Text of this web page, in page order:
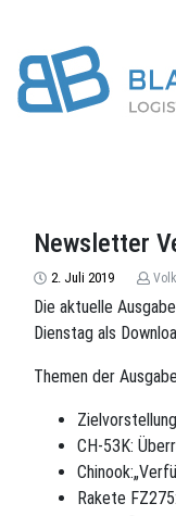
Newsletter
2. Juli 2019
Die aktuelle
Dienstag als
Themen der
CH-53K:
Rakete